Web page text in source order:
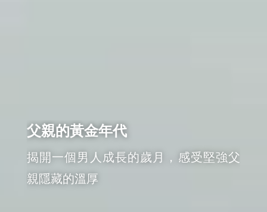
父親的黃金年代
揭開一個男人成長的歲月，感受堅強父
親隱藏的溫厚